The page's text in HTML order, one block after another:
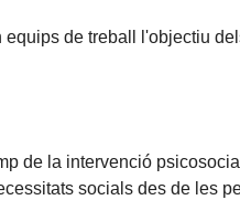
de treball l'objectiu
de la intervenció
socials des de les